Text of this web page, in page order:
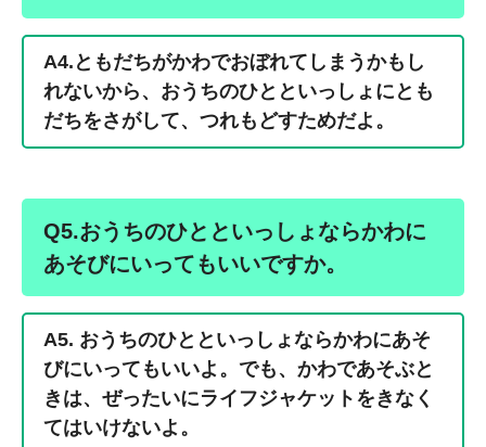
A4.ともだちがかわでおぼれてしまうかもし
れないから、おうちのひとといっしょにとも
だちをさがして、つれもどすためだよ。
Q5.おうちのひとといっしょならかわに
あそびにいってもいいですか。
A5. おうちのひとといっしょならかわにあそ
びにいってもいいよ。でも、かわであそぶと
きは、ぜったいにライフジャケットをきなく
てはいけないよ。